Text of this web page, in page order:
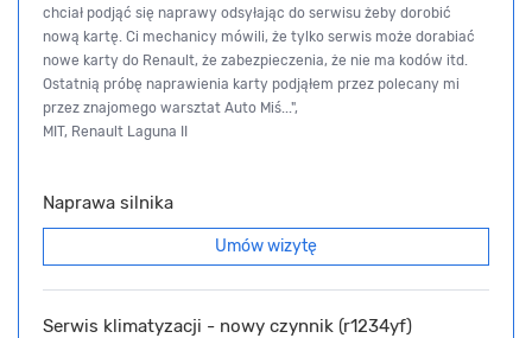
chciał podjąć się naprawy odsyłając do serwisu żeby dorobić
nową kartę. Ci mechanicy mówili, że tylko serwis może dorabiać
nowe karty do Renault, że zabezpieczenia, że nie ma kodów itd.
Ostatnią próbę naprawienia karty podjąłem przez polecany mi
przez znajomego warsztat Auto Miś...",
MIT, Renault Laguna II
Naprawa silnika
Umów wizytę
Serwis klimatyzacji - nowy czynnik (r1234yf)